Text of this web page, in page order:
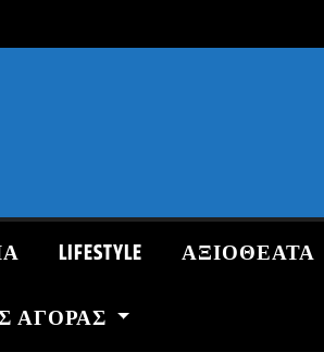
LIFESTYLE ΑΞΙΟΘΕΑΤΑ
ΑΓΟΡΆΣ